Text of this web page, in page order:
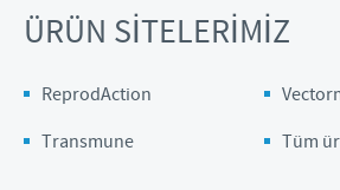
ÜRÜN SİTELERİMİZ
ReprodAction
Transmune
Tüm